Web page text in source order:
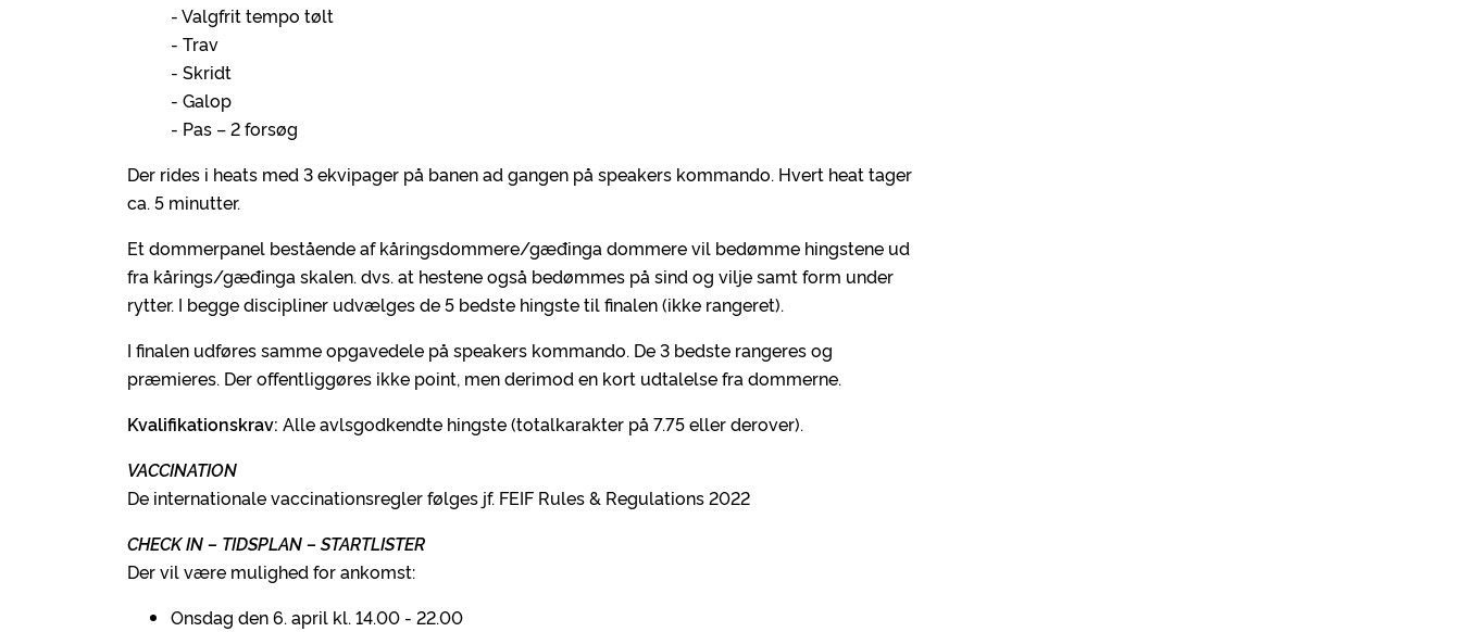
- Valgfrit tempo tølt
- Trav
- Skridt
- Galop
- Pas – 2 forsøg
Der rides i heats med 3 ekvipager på banen ad gangen på speakers kommando. Hvert heat tager
ca. 5 minutter.
Et dommerpanel bestående af kåringsdommere/gæđinga dommere vil bedømme hingstene ud
fra kårings/gæđinga skalen. dvs. at hestene også bedømmes på sind og vilje samt form under
rytter. I begge discipliner udvælges de 5 bedste hingste til finalen (ikke rangeret).
I finalen udføres samme opgavedele på speakers kommando. De 3 bedste rangeres og
præmieres. Der offentliggøres ikke point, men derimod en kort udtalelse fra dommerne.
Kvalifikationskrav: Alle avlsgodkendte hingste (totalkarakter på 7.75 eller derover).
VACCINATION
De internationale vaccinationsregler følges jf. FEIF Rules & Regulations 2022
CHECK IN – TIDSPLAN – STARTLISTER
Der vil være mulighed for ankomst:
Onsdag den 6. april kl. 14.00 - 22.00